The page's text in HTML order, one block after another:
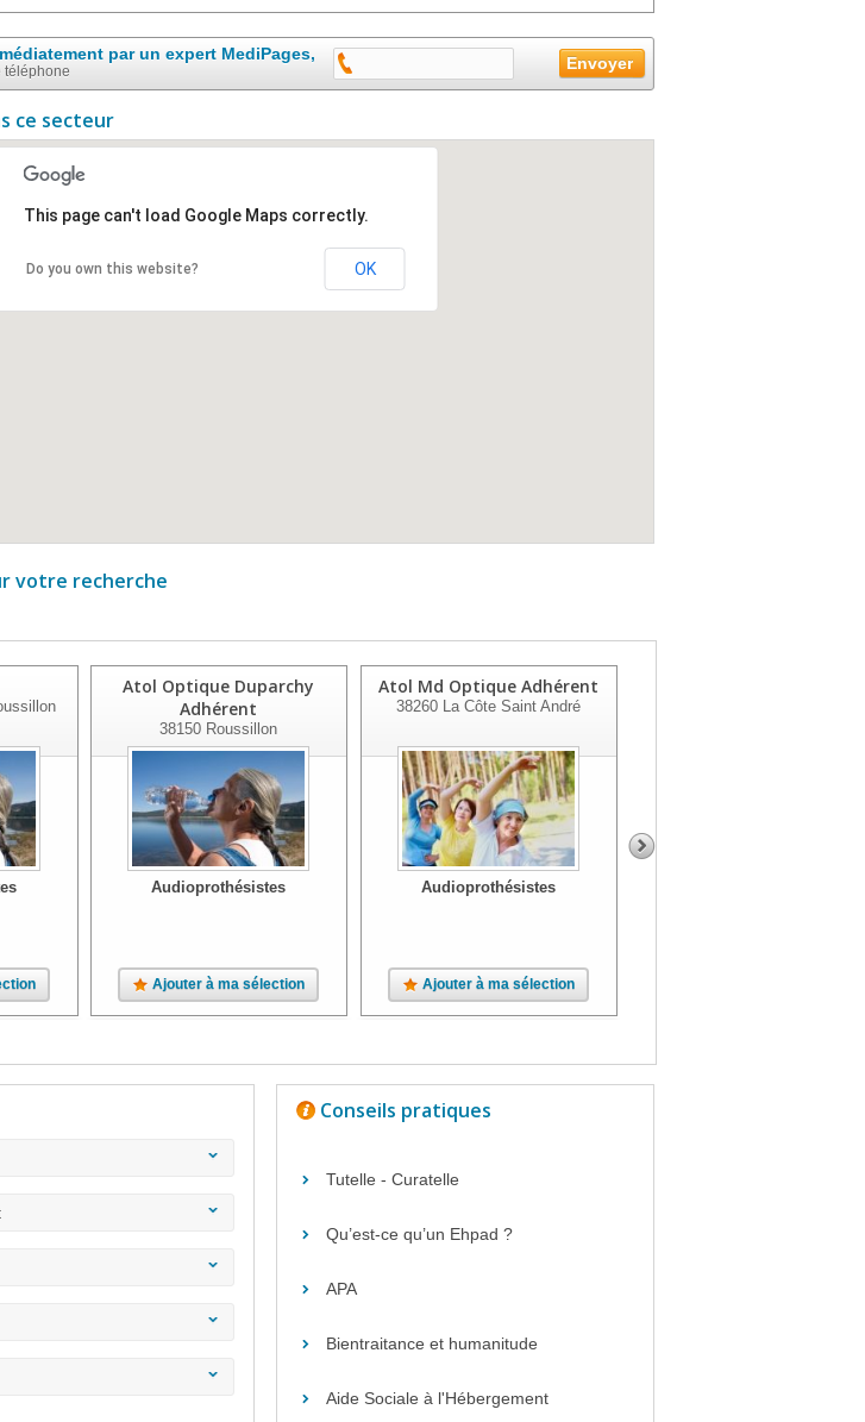
par un expert MediPages,
téléphone
ce secteur
This page can't load Google Maps correctly.
Do you own this website? OK
votre recherche
Atol Optique Duparchy
Adhérent
38150 Roussillon
Audioprothésistes
Ajouter à ma sélection
Atol Md Optique Adhérent
38260La Côte Saint André
Audioprothésistes
Ajouter à ma sélection
Conseils pratiques
Tutelle - Curatelle
Qu’est-ce qu’un Ehpad ?
APA
Bientraitance et humanitude
Aide Sociale à l'Hébergement